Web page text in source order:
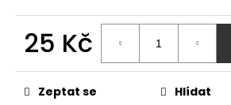
25 Kč
cena:
Zeptat se Hlídat